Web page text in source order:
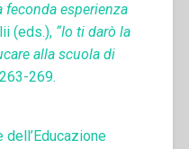
esperienza
(eds.), “Io ti darò la
alla scuola di
269.